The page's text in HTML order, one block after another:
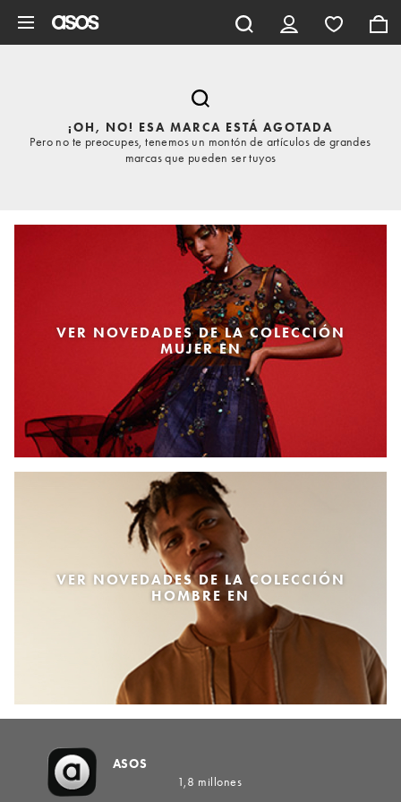
¡OH, NO! ESA MARCA ESTÁ AGOTADA
Pero no te preocupes, tenemos un montón de artículos de grandes
marcas que pueden ser tuyos
VER NOVEDADES DE LA COLECCIÓN
MUJER EN
VER NOVEDADES DE LA COLECCIÓN
HOMBRE EN
ASOS
1,8 millones